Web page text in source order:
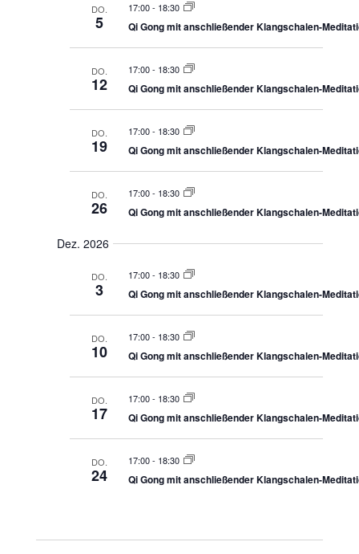
a
i
n
DO.
5
17:00- 18:30
Qi Gong mit anschließender Klangschalen-
DO.
12
17:00- 18:30
Qi Gong mit anschließender Klangschalen-
DO.
19
17:00- 18:30
Qi Gong mit anschließender Klangschalen-
DO.
26
17:00- 18:30
Qi Gong mit anschließender Klangschalen-
Dez. 2026
DO.
3
17:00- 18:30
Qi Gong mit anschließender Klangschalen-
DO.
10
17:00- 18:30
Qi Gong mit anschließender Klangschalen-
DO.
17
17:00- 18:30
Qi Gong mit anschließender Klangschalen-
DO.
24
17:00- 18:30
Qi Gong mit anschließender Klangschalen-